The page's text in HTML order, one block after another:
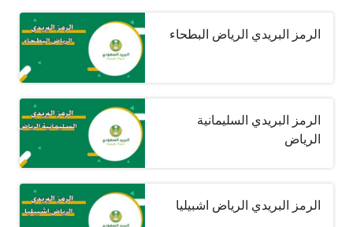
الرمز البريدي الرياض البطحاء
الرمز البريدي السليمانية
الرياض
الرمز البريدي الرياض اشبيليا